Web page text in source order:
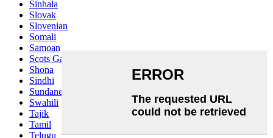
Sinhala
Slovak
Slovenian
Somali
Samoan
Scots Gaelic
Shona
Sindhi
Sundanese
Swahili
Tajik
Tamil
Telugu